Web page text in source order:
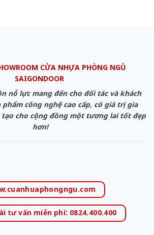
CỬA NHỰA PHÒNG NGỦ
SAIGONDOOR
nỗ lực mang đến cho đối tác và khách
công nghệ cao cấp, có giá trị gia
tạo cho cộng đồng một tương lai tốt đẹp
hơn!
tư vấn miễn phí: 0824.400.400